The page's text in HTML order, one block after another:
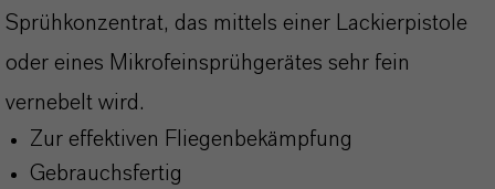
Sprühkonzentrat, das mittels einer Lackierpistole
oder eines Mikrofeinsprühgerätes sehr fein
vernebelt wird.
Zur effektiven Fliegenbekämpfung
Gebrauchsfertig